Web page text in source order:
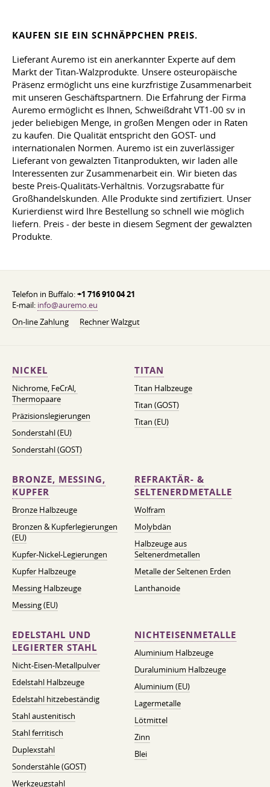
KAUFEN SIE EIN SCHNÄPPCHEN PREIS.
Lieferant Auremo ist ein anerkannter Experte auf dem
Markt der Titan-Walzprodukte. Unsere osteuropäische
Präsenz ermöglicht uns eine kurzfristige Zusammenarbeit
mit unseren Geschäftspartnern. Die Erfahrung der Firma
Auremo ermöglicht es Ihnen, Schweißdraht VT1-00 sv in
jeder beliebigen Menge, in großen Mengen oder in Raten
zu kaufen. Die Qualität entspricht den GOST- und
internationalen Normen. Auremo ist ein zuverlässiger
Lieferant von gewalzten Titanprodukten, wir laden alle
Interessenten zur Zusammenarbeit ein. Wir bieten das
beste Preis-Qualitäts-Verhältnis. Vorzugsrabatte für
Großhandelskunden. Alle Produkte sind zertifiziert. Unser
Kurierdienst wird Ihre Bestellung so schnell wie möglich
liefern. Preis - der beste in diesem Segment der gewalzten
Produkte.
Telefon in Buffalo:+1 716 910 04 21
E-mail: info@auremo.eu
On-line Zahlung
Rechner Walzgut
NICKEL
Nichrome, FeСrAl, ​​
Thermopaare
Präzisionslegierungen
Sonderstahl (EU)
Sonderstahl (GOST)
TITAN
Titan Halbzeuge
Titan (GOST)
Titan (EU)
BRONZE, MESSING,
KUPFER
Bronze Halbzeuge
Bronzen & Kupferlegierungen
(EU)
Kupfer-Nickel-Legierungen
Kupfer Halbzeuge
Messing Halbzeuge
Messing (EU)
REFRAKTÄR- &
SELTENERDMETALLE
Wolfram
Molybdän
Halbzeuge aus
Seltenerdmetallen
Metalle der Seltenen Erden
Lanthanoide
EDELSTAHL UND
LEGIERTER STAHL
Nicht-Eisen-Metallpulver
Edelstahl Halbzeuge
Edelstahl hitzebeständig
Stahl austenitisch
Stahl ferritisch
Duplexstahl
Sonderstähle (GOST)
Werkzeugstahl
NICHTEISENMETALLE
Aluminium Halbzeuge
Duraluminium Halbzeuge
Aluminium (EU)
Lagermetalle
Lötmittel
Zinn
Blei